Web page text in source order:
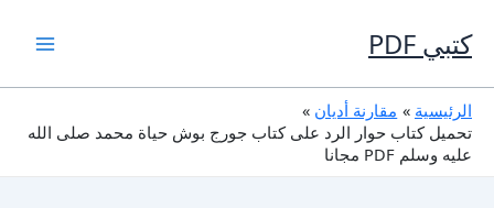
إلى
المحتوى
كتبي PDF
الرئيسية
مقارنة أديان
تحميل كتاب حوار الرد على كتاب جورج بوش حياة محمد صلى الله
عليه وسلم PDF مجانا